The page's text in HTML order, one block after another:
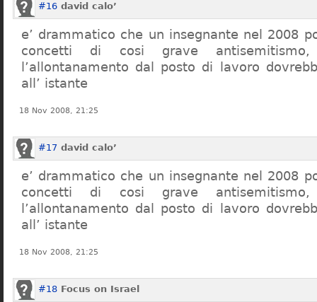
#16 david calo’
e’ drammatico che un insegnante nel 2008
concetti di cosi grave
l’allontanamento dal posto di lavoro
all’ istante
18 Nov 2008, 21:25
#17 david calo’
e’ drammatico che un insegnante nel 2008
concetti di cosi grave
l’allontanamento dal posto di lavoro
all’ istante
18 Nov 2008, 21:25
#18 Focus on Israel